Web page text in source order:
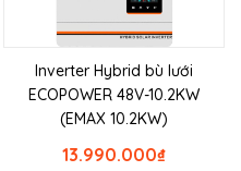
Inverter Hybrid bù lưới
ECOPOWER 48V-10.2KW
(EMAX 10.2KW)
₫
13.990.000